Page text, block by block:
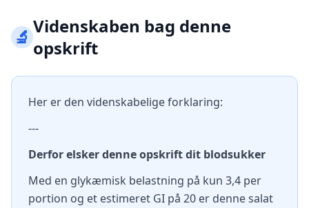
🔬Videnskaben bag denne
opskrift
Her er den videnskabelige forklaring:
---
Derfor elsker denne opskrift dit blodsukker
Med en glykæmisk belastning på kun 3,4 per
portion og et estimeret GI på 20 er denne salat